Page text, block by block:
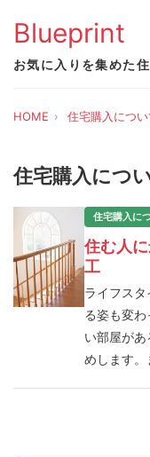
Blueprint
お気に入りを集めた
HOME 住宅購入につい
住宅購入につ
住宅購入に
住む人
工
ライフス
る姿も変
い部屋が
めします。